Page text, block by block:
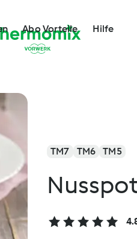
Abo Vorteile Hilfe
TM7 TM6 TM5